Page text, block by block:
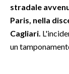
SALUTE
SARDEGNA
stradale
Paris, nella
Cagliari.
un